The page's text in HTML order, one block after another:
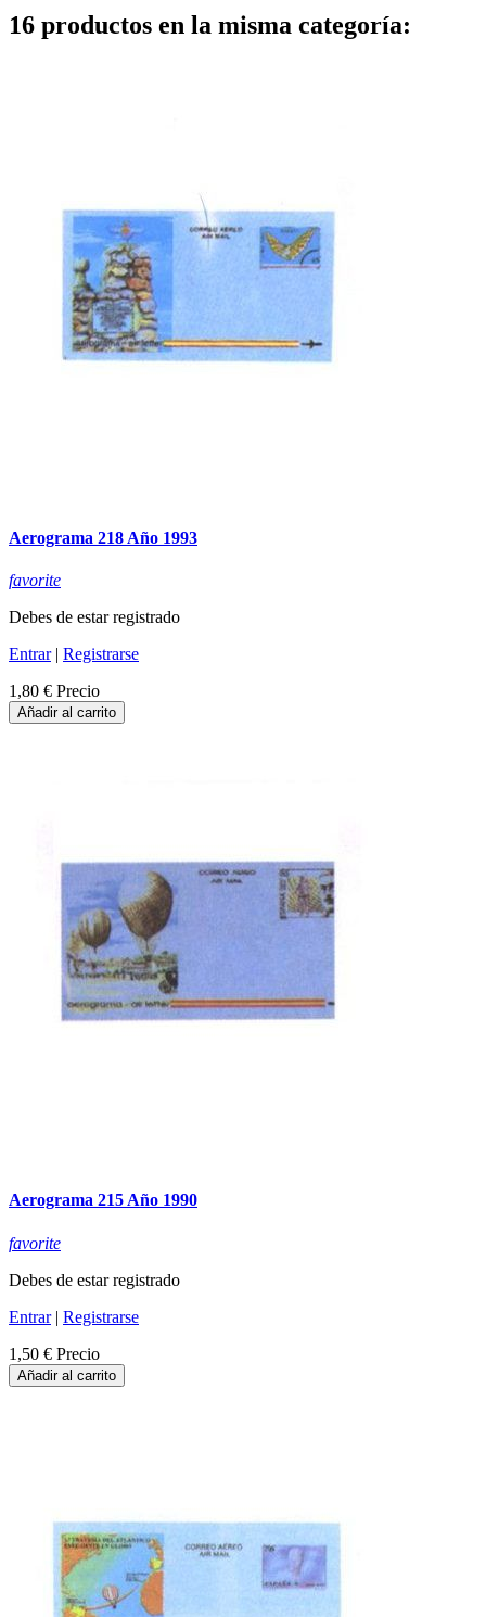
16 productos en la misma categoría:
Aerograma 218 Año 1993
favorite
Debes de estar registrado
Entrar| Registrarse
1,80 € Precio
Añadir al carrito
Aerograma 215 Año 1990
favorite
Debes de estar registrado
Entrar| Registrarse
1,50 € Precio
Añadir al carrito